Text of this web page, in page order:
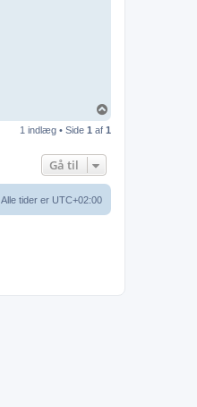
p
1 indlæg • Side 1 af 1
Gå til
Alle tider er UTC+02:00